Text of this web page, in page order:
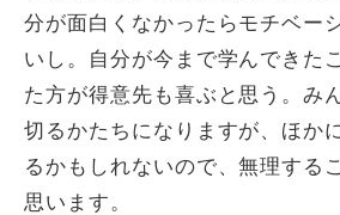
分が面白くなかったらモチベー
いし。自分が今まで学んできた
た方が得意先も喜ぶと思う。み
切るかたちになりますが、ほか
るかもしれないので、無理する
思います。